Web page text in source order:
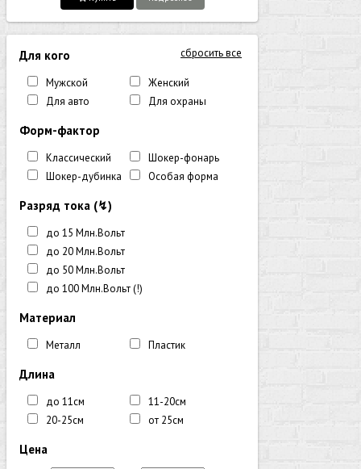
сбросить все
Для кого
Мужской
Женский
Для авто
Для охраны
Форм-фактор
Классический
Шокер-фонарь
Шокер-дубинка
Особая форма
Разряд тока (↯)
до 15 Млн.Вольт
до 20 Млн.Вольт
до 50 Млн.Вольт
до 100 Млн.Вольт (!)
Материал
Металл Пластик
Длина
до 11см
11-20см
20-25см
от 25см
Цена